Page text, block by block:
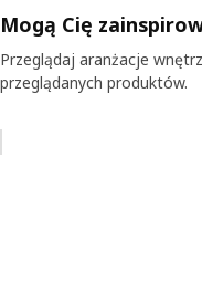
Mogą Cię
Przeglądaj aranżacje
przeglądanych produktów.